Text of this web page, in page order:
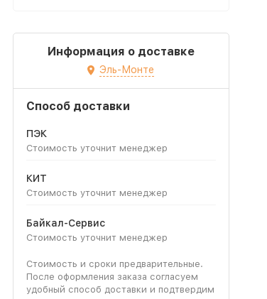
Информация о доставке
Эль-Монте
Способ доставки
ПЭК
Стоимость уточнит менеджер
КИТ
Стоимость уточнит менеджер
Байкал-Сервис
Стоимость уточнит менеджер
Стоимость и сроки предварительные.
После оформления заказа согласуем
удобный способ доставки и подтвердим